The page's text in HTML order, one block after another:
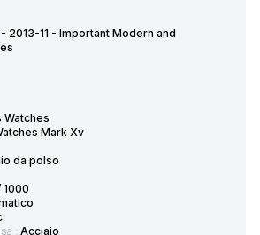
2013-11 - Important Modern and
Watches
Mark Xv
da polso
1000
: Acciaio